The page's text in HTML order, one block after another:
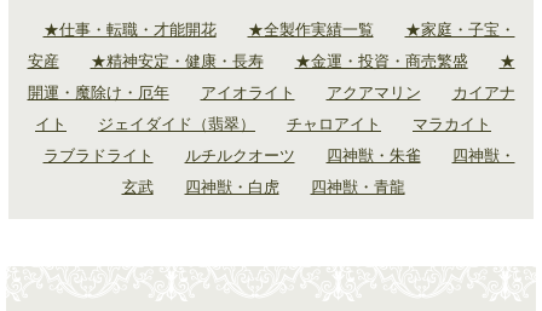
★仕事・転職・才能開花 ★全製作実績一覧
★家庭・子宝・
安産
★精神安定・健康・長寿 ★金運・投資・商売繁盛
★
開運・魔除け・厄年
アイオライト アクアマリン
カイアナ
イト
ジェイダイド（翡翠） チャロアイト
マラカイト
ラブラドライト
ルチルクオーツ 四神獣・朱雀
四神獣・
玄武
四神獣・白虎 四神獣・青龍